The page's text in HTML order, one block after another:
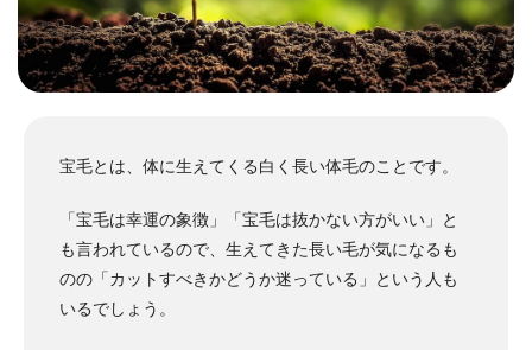
宝毛とは、体に生えてくる白く長い体毛のことです。
「宝毛は幸運の象徴」「宝毛は抜かない方がいい」と
も言われているので、生えてきた長い毛が気になるも
のの「カットすべきかどうか迷っている」という人も
いるでしょう。